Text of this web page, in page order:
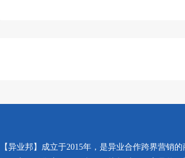
【异业邦】成立于2015年，是异业合作跨界营销